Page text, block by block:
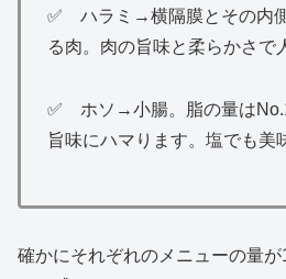
✅ ハラミ→横隔膜とその内
る肉。肉の旨味と柔らかさで
✅ ホソ→小腸。脂の量は
旨味にハマります。塩でも美
確かにそれぞれのメニューの量